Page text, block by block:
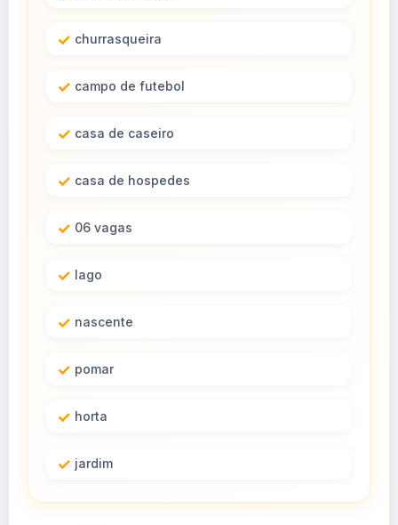
churrasqueira
campo de futebol
casa de caseiro
casa de hospedes
06 vagas
lago
nascente
pomar
horta
jardim